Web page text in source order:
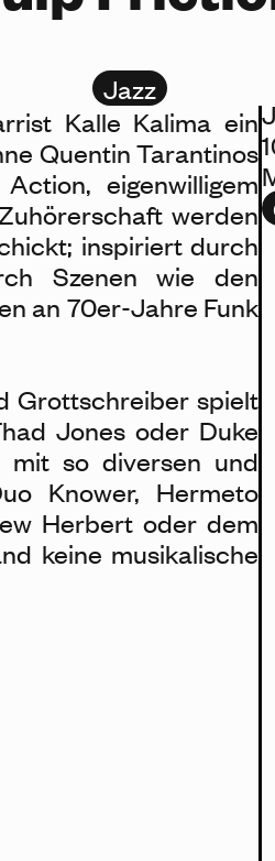
Jazz
Kalle Kalima ein
Quentin Tarantinos
eigenwilligem
werden
inspiriert durch
Szenen wie den
an 70er-Jahre Funk
Grottschreiber spielt
Jones oder Duke
mit so diversen und
Knower, Hermeto
Herbert oder dem
keine musikalische